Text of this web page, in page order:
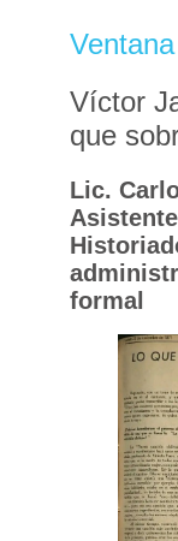
Víctor
que
Lic.
formal